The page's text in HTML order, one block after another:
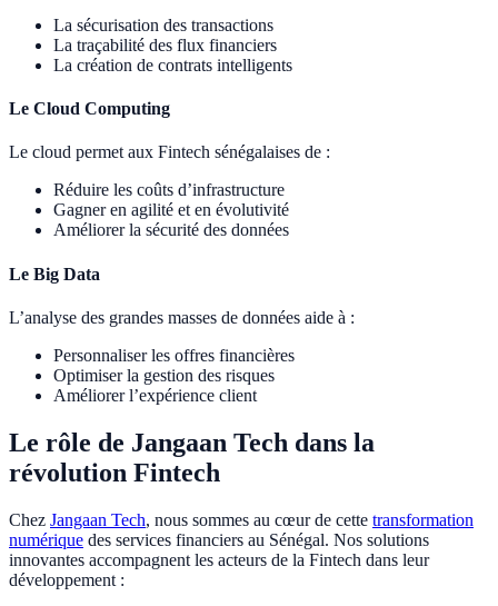
La sécurisation des transactions
La traçabilité des flux financiers
La création de contrats intelligents
Le Cloud Computing
Le cloud permet aux Fintech sénégalaises de :
Réduire les coûts d’infrastructure
Gagner en agilité et en évolutivité
Améliorer la sécurité des données
Le Big Data
L’analyse des grandes masses de données aide à :
Personnaliser les offres financières
Optimiser la gestion des risques
Améliorer l’expérience client
Le rôle de Jangaan Tech dans la
révolution Fintech
Chez Jangaan Tech, nous sommes au cœur de cette transformation
numérique des services financiers au Sénégal. Nos solutions
innovantes accompagnent les acteurs de la Fintech dans leur
développement :